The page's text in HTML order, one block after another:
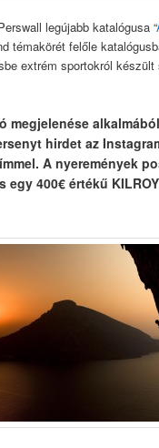
legújabb katalógusa “
témakörét felőle
extrém sportokról
megjelenése
hirdet az
A nyeremények
egy 400€ értékű